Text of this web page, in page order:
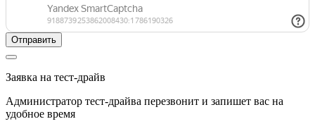
Заявка на тест-драйв
Администратор тест-драйва перезвонит и запишет вас на
удобное время